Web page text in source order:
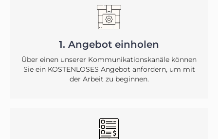
1. Angebot einholen
Über einen unserer Kommunikationskanäle können
Sie ein KOSTENLOSES Angebot anfordern, um mit
der Arbeit zu beginnen.